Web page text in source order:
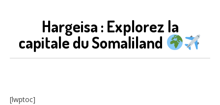
Hargeisa : Explorez la
capitale du Somaliland
[lwptoc]